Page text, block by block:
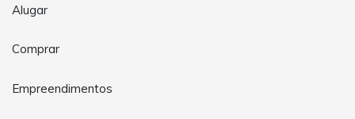
Alugar
Comprar
Empreendimentos